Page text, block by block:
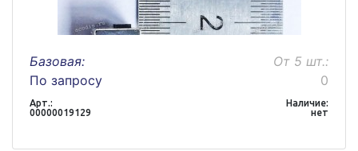
Базовая:
По запросу
От 5 шт.:
0
Арт.:
00000019129
Наличие:
нет